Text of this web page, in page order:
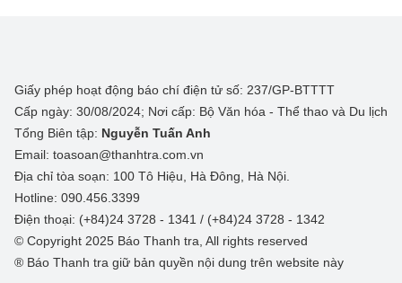
Giấy phép hoạt động báo chí điện tử số: 237/GP-BTTTT
Cấp ngày: 30/08/2024; Nơi cấp: Bộ Văn hóa - Thể thao và Du lịch
Tổng Biên tập: Nguyễn Tuấn Anh
Email: toasoan@thanhtra.com.vn
Địa chỉ tòa soạn: 100 Tô Hiệu, Hà Đông, Hà Nội.
Hotline: 090.456.3399
Điện thoại: (+84)24 3728 - 1341 / (+84)24 3728 - 1342
© Copyright 2025 Báo Thanh tra, All rights reserved
® Báo Thanh tra giữ bản quyền nội dung trên website này